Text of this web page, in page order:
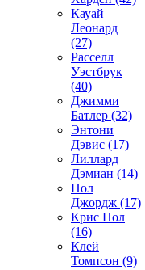
Кауай
Леонард
(27)
Расселл
Уэстбрук
(40)
Джимми
Батлер (32)
Энтони
Дэвис (17)
Лиллард
Дэмиан (14)
Пол
Джордж (17)
Крис Пол
(16)
Клей
Томпсон (9)